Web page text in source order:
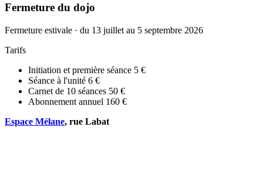
Fermeture du dojo
Fermeture estivale · du 13 juillet au 5 septembre 2026
Tarifs
Initiation et première séance 5 €
Séance à l'unité 6 €
Carnet de 10 séances 50 €
Abonnement annuel 160 €
Espace Mélane, rue Labat